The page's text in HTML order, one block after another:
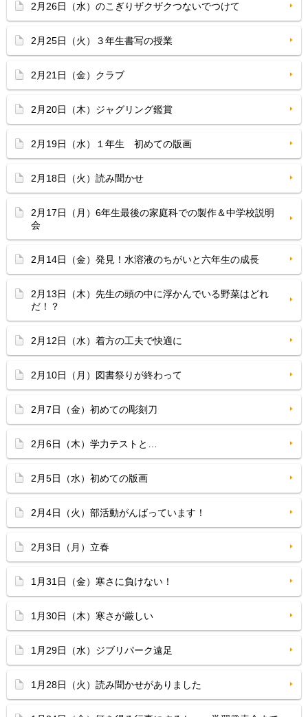
2月26日（水）のこぎりザクザクつないでつけて
2月25日（火）３年生書写の授業
2月21日（金）クラブ
2月20日（木）ジャグリング鑑賞
2月19日（水）１年生 初めての版画
2月18日（火）読み聞かせ
2月17日（月）6年生最後の家庭科での製作＆中学校説明
会
2月14日（金）発見！水溶液のちがいと六年生の成長
2月13日（木）先生の頭の中に浮かんでいる野菜はどれ
だ！？
2月12日（水）着方の工夫で快適に
2月10日（月）図書祭りが終わって
2月7日（金）初めての彫刻刀
2月6日（木）学力テストと…
2月5日（水）初めての版画
2月4日（火）部活動がんばっています！
2月3日（月）立春
1月31日（金）寒さに負けない！
1月30日（木）寒さが厳しい
1月29日（水）ジブリパーク遠足
1月28日（火）読み聞かせがありました